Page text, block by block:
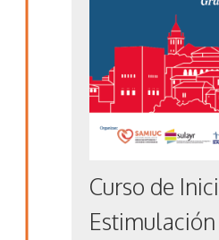
Curso de